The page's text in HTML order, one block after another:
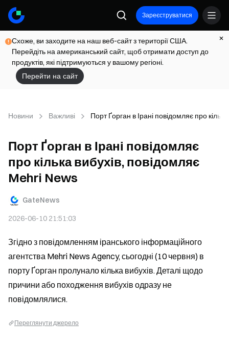
Зареєструватися
Схоже, ви заходите на наш веб-сайт з території США.
Перейдіть на американський сайт, щоб отримати доступ до
продуктів, які підтримуються у вашому регіоні.
Перейти на сайт
Новини Важливі Порт Ґорган в Ірані повідомляє про
Порт Ґорган в Ірані повідомляє
про кілька вибухів, повідомляє
Mehri News
GateNews
2026-06-10 21:51:03
Згідно з повідомленням іранського інформаційного
агентства Mehri News Agency, сьогодні (10 червня) в
порту Ґорган пролунало кілька вибухів. Деталі щодо
причини або походження вибухів одразу не
повідомлялися.
Переглянути джерело